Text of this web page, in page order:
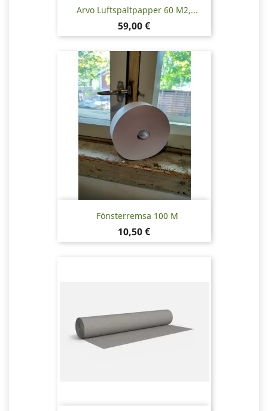
Arvo Luftspaltpapper 60 M2,...
Pris
59,00 €
Fönsterremsa 100 M
Pris
10,50 €